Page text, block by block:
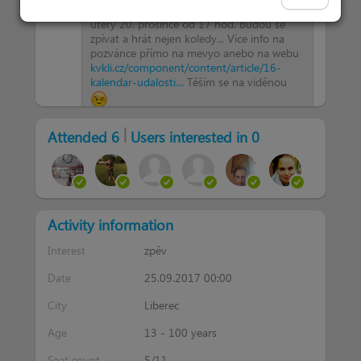
odehraje v krajské liberecké knihovně v
úterý 20. prosince od 17 hod. Budou se
zpívat a hrát nejen koledy... Více info na
pozvánce přímo na mevyo anebo na webu
kvkli.cz/component/content/article/16-
kalendar-udalosti… Těším se na viděnou
Attended 6 | Users interested in 0
Activity information
Interest
zpěv
Date
25.09.2017 00:00
City
Liberec
Age
13 - 100 years